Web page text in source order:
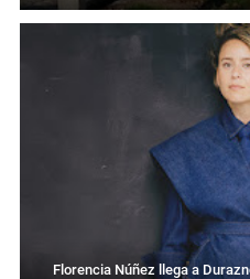
Florencia Núñez llega a